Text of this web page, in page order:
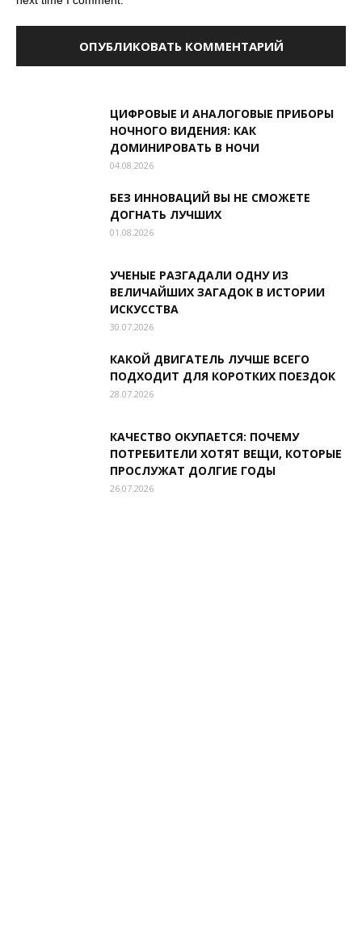
ЦИФРОВЫЕ И АНАЛОГОВЫЕ ПРИБОРЫ
НОЧНОГО ВИДЕНИЯ: КАК
ДОМИНИРОВАТЬ В НОЧИ
04.08.2026
БЕЗ ИННОВАЦИЙ ВЫ НЕ СМОЖЕТЕ
ДОГНАТЬ ЛУЧШИХ
01.08.2026
УЧЕНЫЕ РАЗГАДАЛИ ОДНУ ИЗ
ВЕЛИЧАЙШИХ ЗАГАДОК В ИСТОРИИ
ИСКУССТВА
30.07.2026
КАКОЙ ДВИГАТЕЛЬ ЛУЧШЕ ВСЕГО
ПОДХОДИТ ДЛЯ КОРОТКИХ ПОЕЗДОК
28.07.2026
КАЧЕСТВО ОКУПАЕТСЯ: ПОЧЕМУ
ПОТРЕБИТЕЛИ ХОТЯТ ВЕЩИ, КОТОРЫЕ
ПРОСЛУЖАТ ДОЛГИЕ ГОДЫ
26.07.2026